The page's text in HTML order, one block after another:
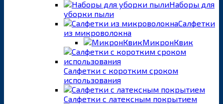
Наборы для
уборки пыли
Салфетки
из микроволокна
МикронКвик
Салфетки с коротким сроком
использования
Салфетки с латексным покрытием